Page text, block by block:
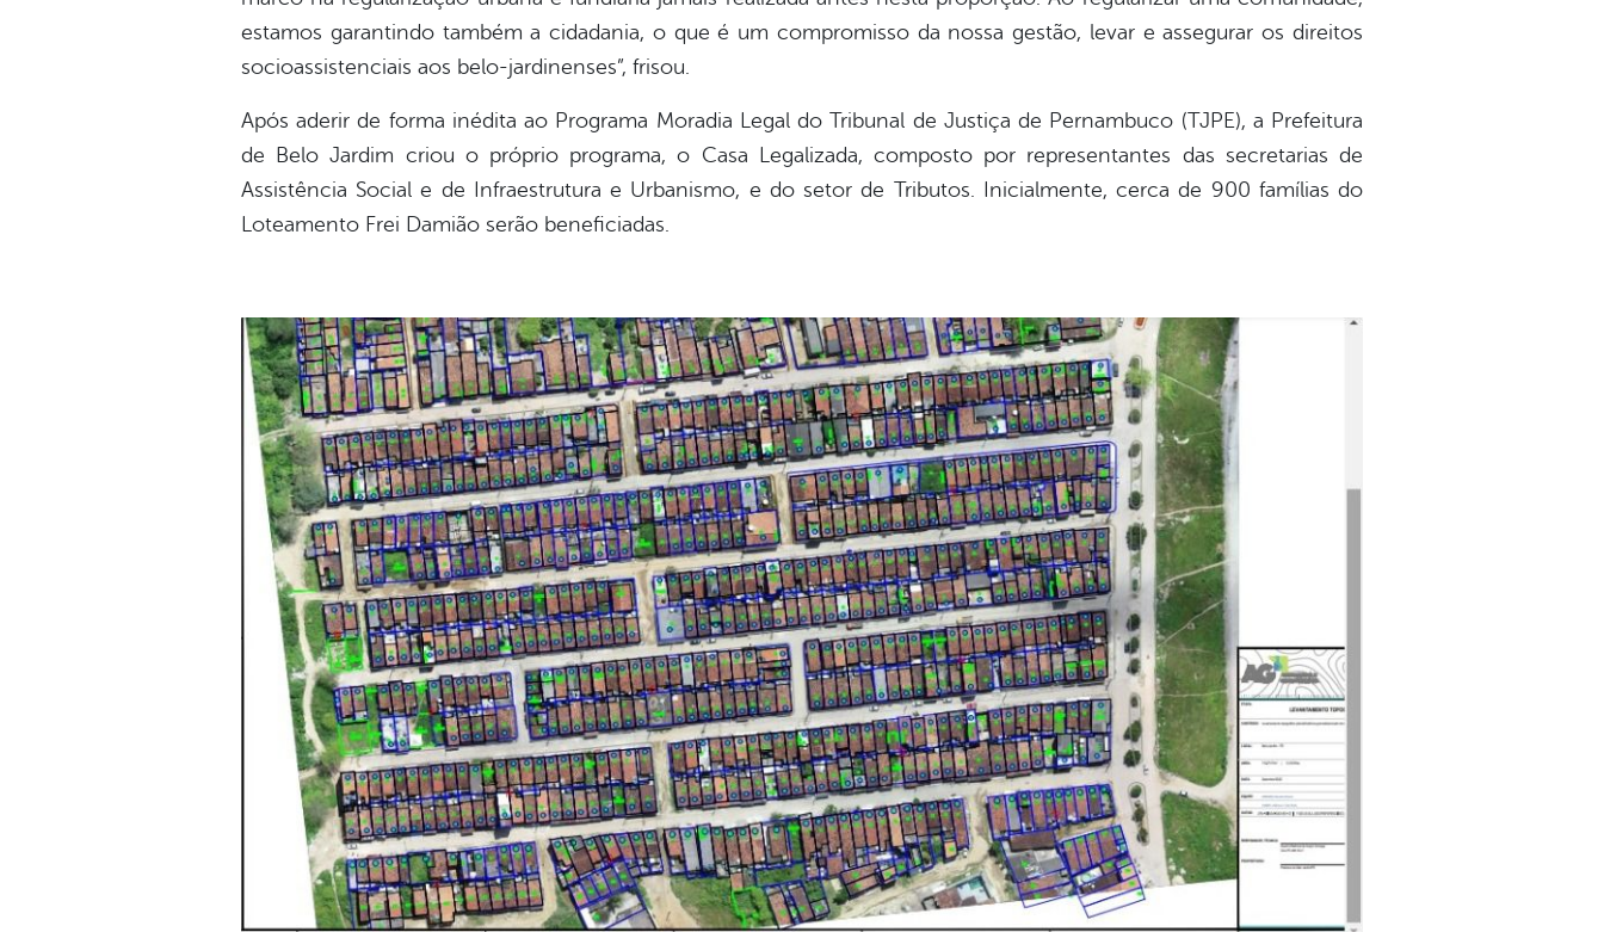
estamos garantindo também a cidadania, o que é um compromisso da nossa gestão, levar e assegurar os direitos
socioassistenciais aos belo-jardinenses”, frisou.
Após aderir de forma inédita ao Programa Moradia Legal do Tribunal de Justiça de Pernambuco (TJPE), a Prefeitura
de Belo Jardim criou o próprio programa, o Casa Legalizada, composto por representantes das secretarias de
Assistência Social e de Infraestrutura e Urbanismo, e do setor de Tributos. Inicialmente, cerca de 900 famílias do
Loteamento Frei Damião serão beneficiadas.